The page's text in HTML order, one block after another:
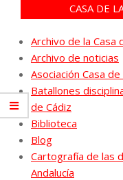
CASA DE
Archivo de la Casa
Archivo de noticias
Asociación Casa
Batallones
de Cádiz
Biblioteca
Blog
Cartografía de las
Andalucía